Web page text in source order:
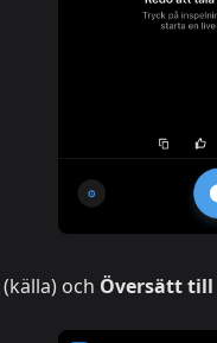
(källa) och Översätt till